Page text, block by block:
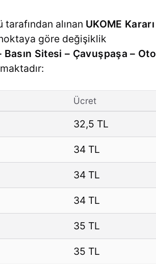
alınan UKOME Kararı
göre değişiklik
Sitesi – Çavuşpaşa – Oto
Ücret
32,5 TL
34 TL
34 TL
34 TL
35 TL
35 TL